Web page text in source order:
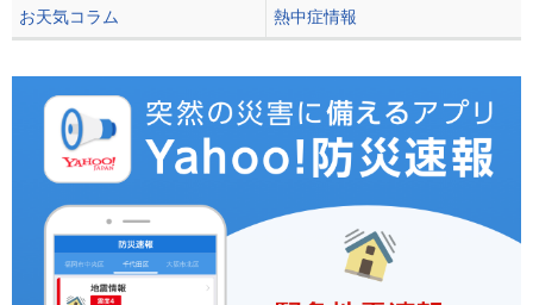
お天気コラム
熱中症情報